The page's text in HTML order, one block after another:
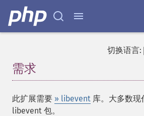
切换语言:
需求
此扩展需要 » libevent 库。大多数现
libevent 包。